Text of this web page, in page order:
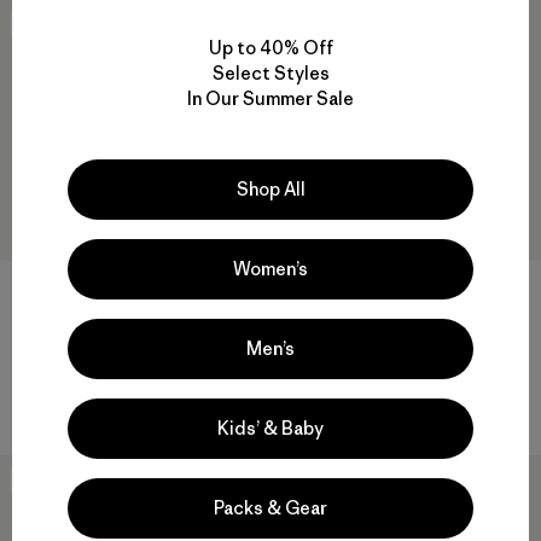
M's Quandary Pants - Short
Valoración: 4.4 / 5(67Comentarios
) (20Comentarios
)
Best Seller New
Up to 40% Off
Select Styles
In Our Summer Sale
Shop All
Women’s
Men’s
Kids’ & Baby
Packs & Gear